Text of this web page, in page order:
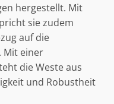
hergestellt. Mit
sie zudem
auf die
Mit einer
die Weste aus
und Robustheit